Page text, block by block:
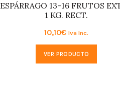
ESPÁRRAGO 13-16 FRUTOS
1 KG. RECT.
10,10€ Iva Inc.
VER PRODUCTO